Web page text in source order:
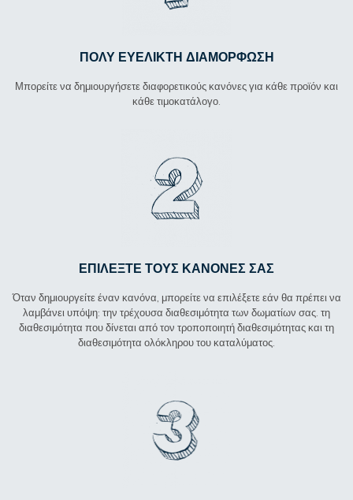
ΠΟΛΎ ΕΥΈΛΙΚΤΗ ΔΙΑΜΌΡΦΩΣΗ
Μπορείτε να δημιουργήσετε διαφορετικούς κανόνες για κάθε προϊόν και
κάθε τιμοκατάλογο.
ΕΠΙΛΈΞΤΕ ΤΟΥΣ ΚΑΝΌΝΕΣ ΣΑΣ
Όταν δημιουργείτε έναν κανόνα, μπορείτε να επιλέξετε εάν θα πρέπει να
λαμβάνει υπόψη: την τρέχουσα διαθεσιμότητα των δωματίων σας. τη
διαθεσιμότητα που δίνεται από τον τροποποιητή διαθεσιμότητας και τη
διαθεσιμότητα ολόκληρου του καταλύματος.